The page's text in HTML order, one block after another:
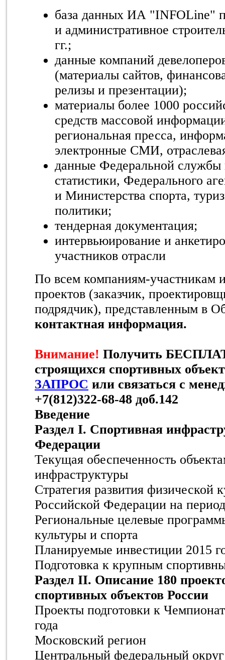
база данных ИА "INFOLine"
и административное
гг.;
данные компаний
(материалы сайтов,
релизы и презентации);
материалы более 1000
средств массовой
региональная пресса,
электронные СМИ,
данные Федеральной службы
статистики, Федерального
и Министерства спорта,
политики;
тендерная документация;
интервьюирование и
участников отрасли
По всем компаниям-участникам
проектов (заказчик,
подрядчик), представленным в
контактная информация.
Внимание! Получить
строящихся спортивных
ЗАПРОС или связаться с
+7(812)322-68-48 доб.142
Введение
Раздел I. Спортивная
Федерации
Текущая обеспеченность
инфраструктуры
Стратегия развития физической
Российской Федерации на
Региональные целевые
культуры и спорта
Планируемые инвестиции 2015
Подготовка к крупным
Раздел II. Описание 180
спортивных объектов России
Проекты подготовки к
года
Московский регион
Центральный федеральный округ